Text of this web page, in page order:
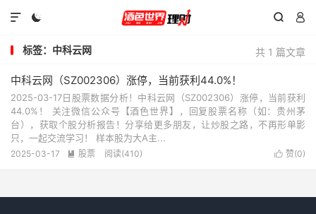
  

共 1 篇文章
标签：中科云网
中科云网（SZ002306）涨停，当前获利44.0%！
2025-03-17日股票数据分析！中科云网（SZ002306）涨停，当前获利
44.0%！ 关注微信公众号【酒色世界】，回复股票名称（如：贵州茅
台），获取个股分析报告！分享给更多朋友，让炒股之路，不再形单影
只，一起交流学习！ 样本股为大A主...
 赞(0)
2025-03-17  股票 阅读(410)